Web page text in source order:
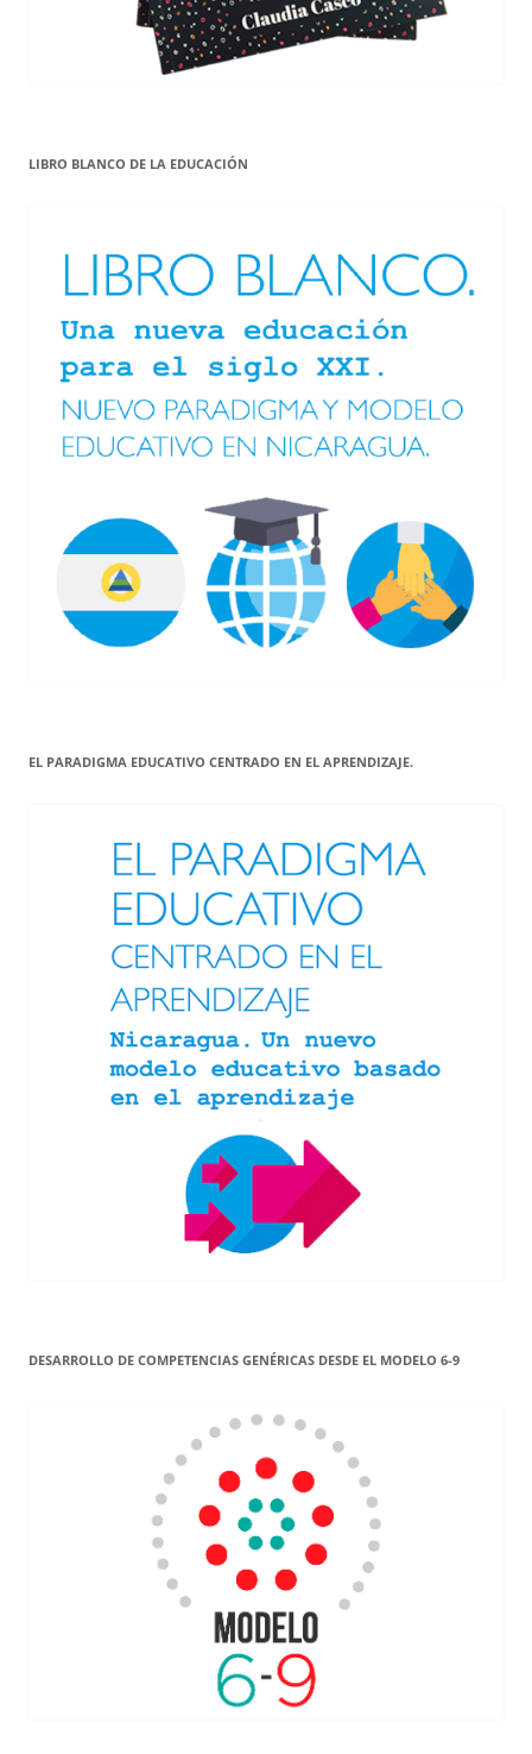
LIBRO BLANCO DE LA EDUCACIÓN
EL PARADIGMA EDUCATIVO CENTRADO EN EL APRENDIZAJE.
DESARROLLO DE COMPETENCIAS GENÉRICAS DESDE EL MODELO 6-9